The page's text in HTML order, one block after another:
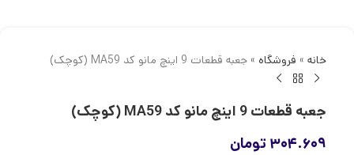
خانه » فروشگاه » جعبه قطعات 9 اینچ مانو کد MA59 (کوچک)
جعبه قطعات 9 اینچ مانو کد MA59 (کوچک)
۳۰۴.۶۰۹ تومان